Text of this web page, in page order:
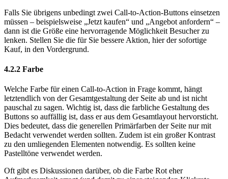
Falls Sie übrigens unbedingt zwei Call-to-Action-Buttons einsetzen
müssen – beispielsweise „Jetzt kaufen“ und „Angebot anfordern“ –
dann ist die Größe eine hervorragende Möglichkeit Besucher zu
lenken. Stellen Sie die für Sie bessere Aktion, hier der sofortige
Kauf, in den Vordergrund.
4.2.2 Farbe
Welche Farbe für einen Call-to-Action in Frage kommt, hängt
letztendlich von der Gesamtgestaltung der Seite ab und ist nicht
pauschal zu sagen. Wichtig ist, dass die farbliche Gestaltung des
Buttons so auffällig ist, dass er aus dem Gesamtlayout hervorsticht.
Dies bedeutet, dass die generellen Primärfarben der Seite nur mit
Bedacht verwendet werden sollten. Zudem ist ein großer Kontrast
zu den umliegenden Elementen notwendig. Es sollten keine
Pastelltöne verwendet werden.
Oft gibt es Diskussionen darüber, ob die Farbe Rot eher